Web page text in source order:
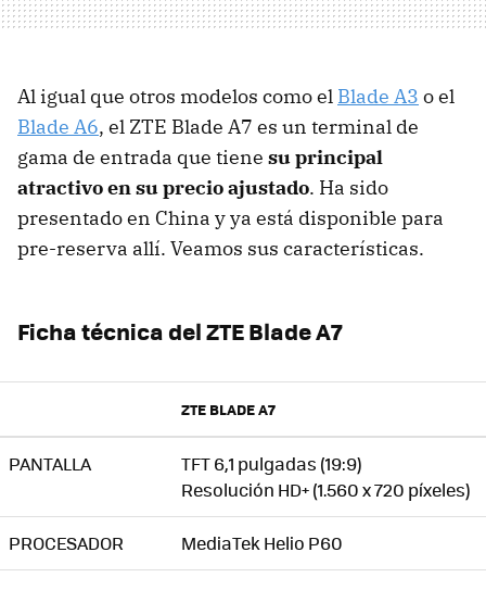
Al igual que otros modelos como el Blade A3 o el
Blade A6, el ZTE Blade A7 es un terminal de
gama de entrada que tiene su principal
atractivo en su precio ajustado. Ha sido
presentado en China y ya está disponible para
pre-reserva allí. Veamos sus características.
Ficha técnica del ZTE Blade A7
ZTE BLADE A7
PANTALLA
TFT 6,1 pulgadas (19:9)
Resolución HD+ (1.560 x 720 píxeles)
PROCESADOR MediaTek Helio P60